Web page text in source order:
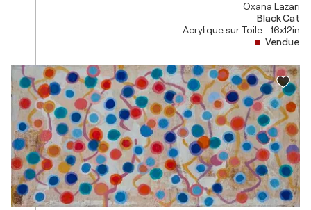
Oxana Lazari
Black Cat
Acrylique sur Toile - 16x12in
Vendue